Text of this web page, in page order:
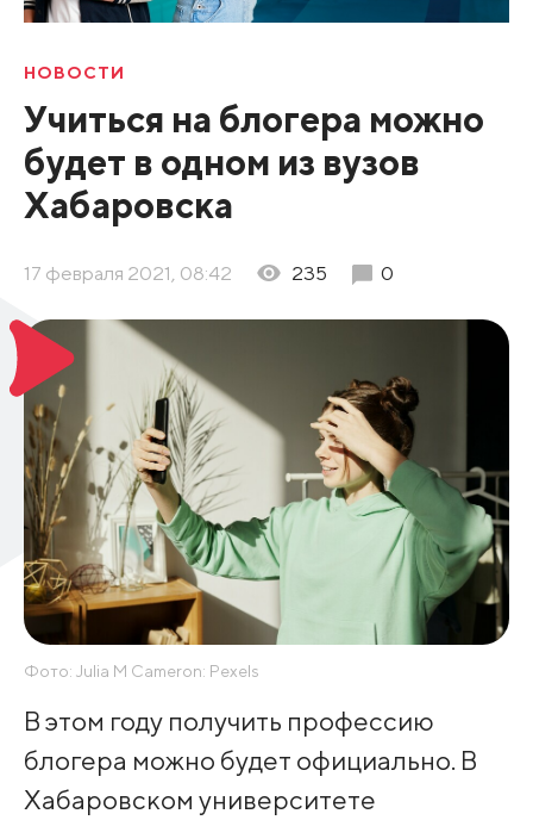
НОВОСТИ
Учиться на блогера можно
будет в одном из вузов
Хабаровска
17 февраля 2021, 08:42 235 0
Фото: Julia M Cameron: Pexels
В этом году получить профессию
блогера можно будет официально. В
Хабаровском университете